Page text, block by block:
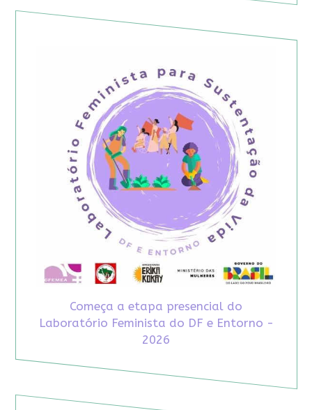
Começa a etapa presencial do
Laboratório Feminista do DF e Entorno -
2026